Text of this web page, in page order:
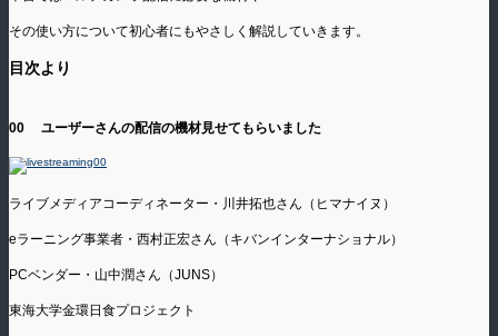
その使い方について初心者にもやさしく解説していきます。
目次より
00 ユーザーさんの配信の機材見せてもらいました
ライブメディアコーディネーター・川井拓也さん（ヒマナイヌ）
eラーニング事業者・西村正宏さん（キバンインターナショナル）
PCベンダー・山中潤さん（JUNS）
東海大学金環日食プロジェクト